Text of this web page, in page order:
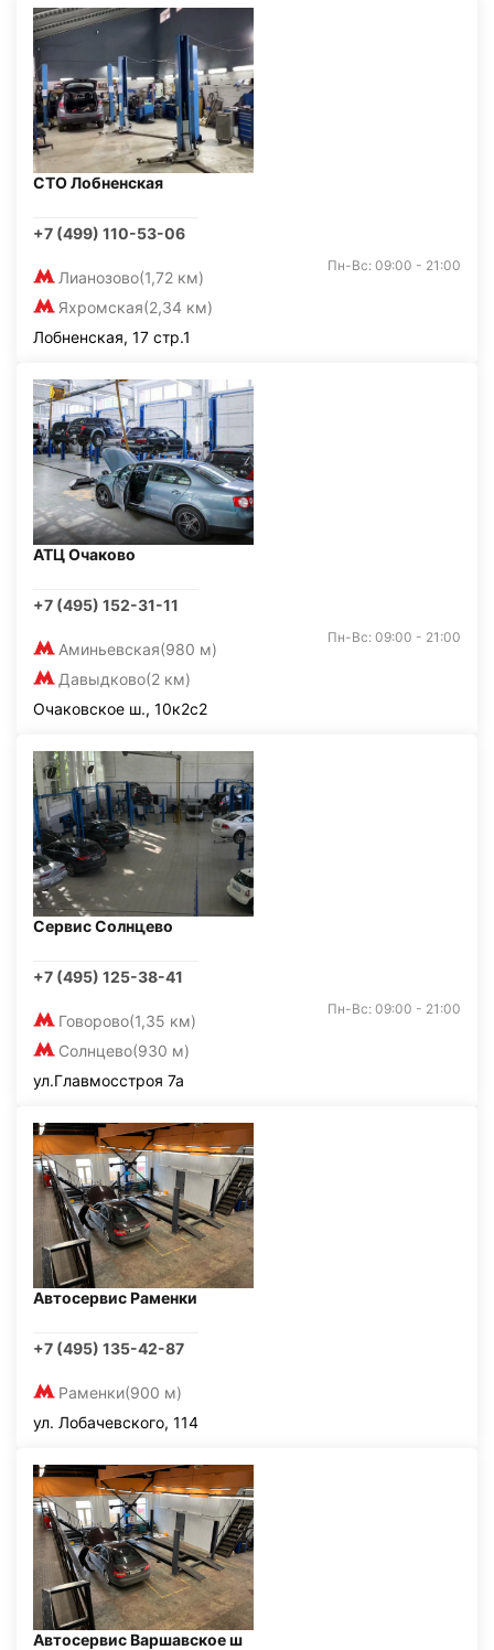
СТО Лобненская
+7 (499) 110-53-06
Лианозово(1,72 км)
Яхромская(2,34 км)
Пн-Вс: 09:00 - 21:00
Лобненская, 17 стр.1
АТЦ Очаково
+7 (495) 152-31-11
Аминьевская(980 м)
Давыдково(2 км)
Пн-Вс: 09:00 - 21:00
Очаковское ш., 10к2с2
Сервис Солнцево
+7 (495) 125-38-41
Говорово(1,35 км)
Солнцево(930 м)
Пн-Вс: 09:00 - 21:00
ул.Главмосстроя 7а
Автосервис Раменки
+7 (495) 135-42-87
Раменки(900 м)
ул. Лобачевского, 114
Автосервис Варшавское ш